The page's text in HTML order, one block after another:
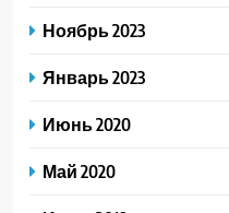
Ноябрь 2023
Январь 2023
Июнь 2020
Май 2020